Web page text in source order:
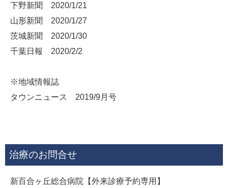
下野新聞 2020/1/21
山形新聞 2020/1/27
茨城新聞 2020/1/30
千葉日報 2020/2/2
※地域情報誌
タウンニュース 2019/9月号
治療のお問合せ
新百合ヶ丘総合病院【外来診療予約専用】